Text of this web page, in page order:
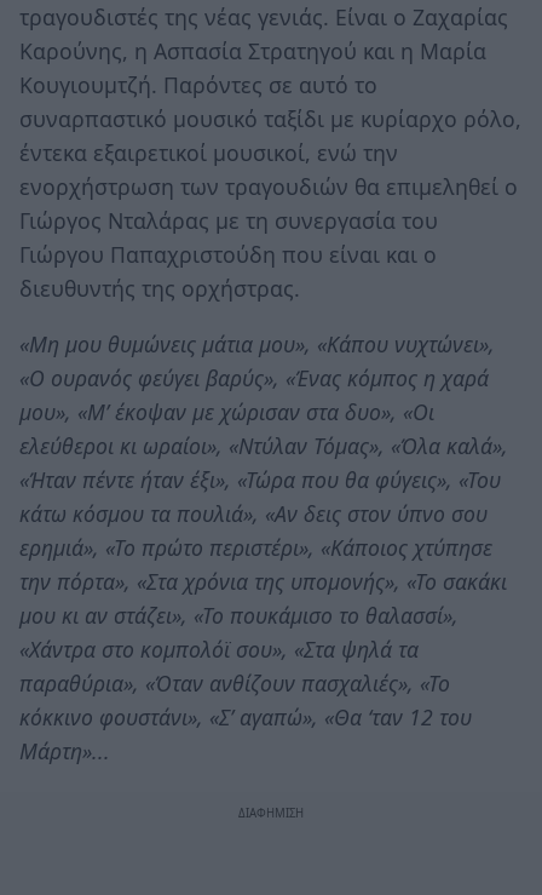
τραγουδιστές της νέας γενιάς. Είναι ο Ζαχαρίας
Καρούνης, η Ασπασία Στρατηγού και η Μαρία
Κουγιουμτζή. Παρόντες σε αυτό το
συναρπαστικό μουσικό ταξίδι με κυρίαρχο ρόλο,
έντεκα εξαιρετικοί μουσικοί, ενώ την
ενορχήστρωση των τραγουδιών θα επιμεληθεί ο
Γιώργος Νταλάρας με τη συνεργασία του
Γιώργου Παπαχριστούδη που είναι και ο
διευθυντής της ορχήστρας.
«Μη μου θυμώνεις μάτια μου», «Κάπου νυχτώνει»,
«Ο ουρανός φεύγει βαρύς», «Ένας κόμπος η χαρά
μου», «Μ’ έκοψαν με χώρισαν στα δυο», «Οι
ελεύθεροι κι ωραίοι», «Ντύλαν Τόμας», «Όλα καλά»,
«Ήταν πέντε ήταν έξι», «Τώρα που θα φύγεις», «Του
κάτω κόσμου τα πουλιά», «Αν δεις στον ύπνο σου
ερημιά», «Το πρώτο περιστέρι», «Κάποιος χτύπησε
την πόρτα», «Στα χρόνια της υπομονής», «Το σακάκι
μου κι αν στάζει», «Το πουκάμισο το θαλασσί»,
«Χάντρα στο κομπολόϊ σου», «Στα ψηλά τα
παραθύρια», «Όταν ανθίζουν πασχαλιές», «Το
κόκκινο φουστάνι», «Σ’ αγαπώ», «Θα ‘ταν 12 του
Μάρτη»...